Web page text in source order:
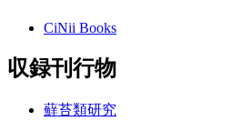
CiNii Books
収録刊行物
蘚苔類研究